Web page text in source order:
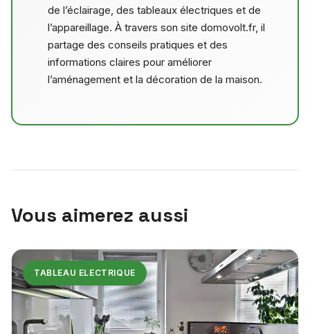
de l’éclairage, des tableaux électriques et de
l’appareillage. À travers son site domovolt.fr, il
partage des conseils pratiques et des
informations claires pour améliorer
l’aménagement et la décoration de la maison.
Vous aimerez aussi
TABLEAU ELECTRIQUE